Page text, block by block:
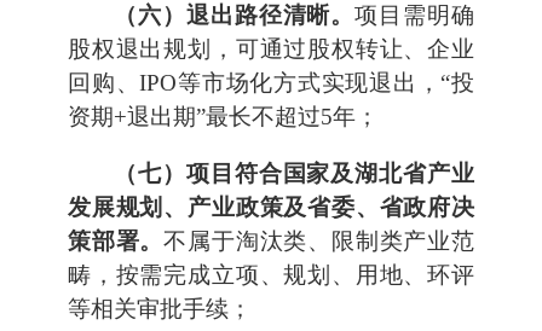
（六）退出路径清晰。项目需明确
股权退出规划，可通过股权转让、企业
回购、IPO等市场化方式实现退出，“投
资期+退出期”最长不超过5年；
（七）项目符合国家及湖北省产业
发展规划、产业政策及省委、省政府决
策部署。不属于淘汰类、限制类产业范
畴，按需完成立项、规划、用地、环评
等相关审批手续；